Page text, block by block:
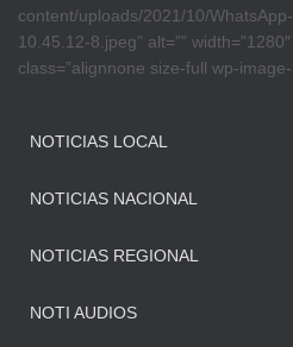
content/uploads/2021/10/
10.45.12-8.jpeg” alt=””
class=”alignnone size-full wp-
NOTICIAS LOCAL
NOTICIAS NACIONAL
NOTICIAS REGIONAL
NOTI AUDIOS